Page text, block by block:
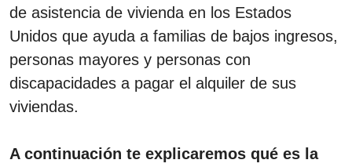
de asistencia de vivienda en los Estados
Unidos que ayuda a familias de bajos ingresos,
personas mayores y personas con
discapacidades a pagar el alquiler de sus
viviendas.
A continuación te explicaremos qué es la